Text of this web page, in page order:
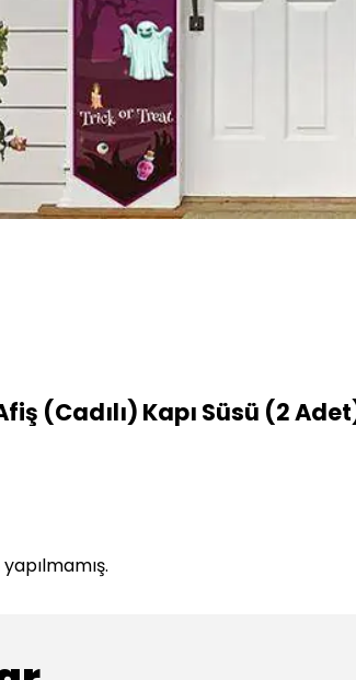
(Cadılı) Kapı Süsü (2